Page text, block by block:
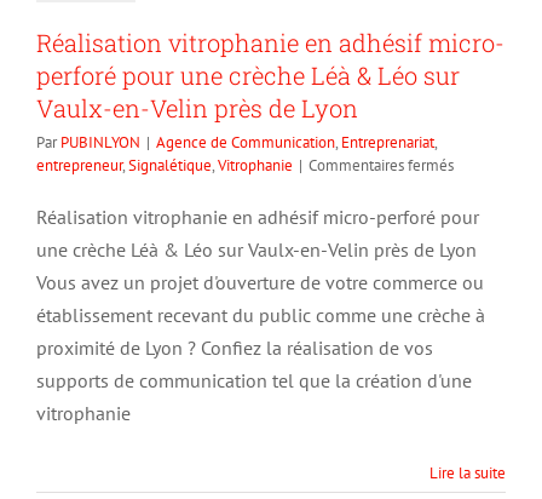
Réalisation vitrophanie en adhésif micro-
perforé pour une crèche Léà & Léo sur
Vaulx-en-Velin près de Lyon
ParPUBINLYON | Agence de Communication, Entreprenariat,
entrepreneur,Signalétique,Vitrophanie | Commentaires ferméssur
vitrophanie
adhésif
micro-
pour
Léà
sur
Réalisation vitrophanie en adhésif micro-perforé pour
une crèche Léà & Léo sur Vaulx-en-Velin près de Lyon
Vous avez un projet d'ouverture de votre commerce ou
établissement recevant du public comme une crèche à
proximité de Lyon ? Confiez la réalisation de vos
supports de communication tel que la création d'une
vitrophanie
Lire la suite